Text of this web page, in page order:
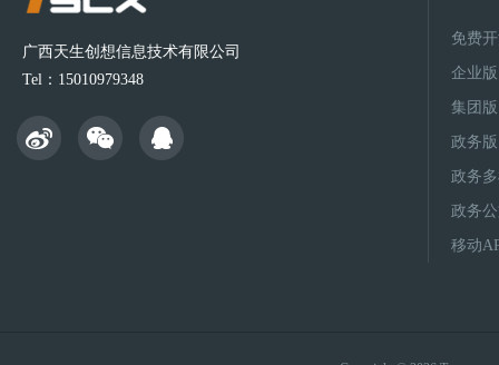
广西天生创想信息技术有限公司
Tel：15010979348
免费
企业版
集团版
政务版
政务
政务
移动